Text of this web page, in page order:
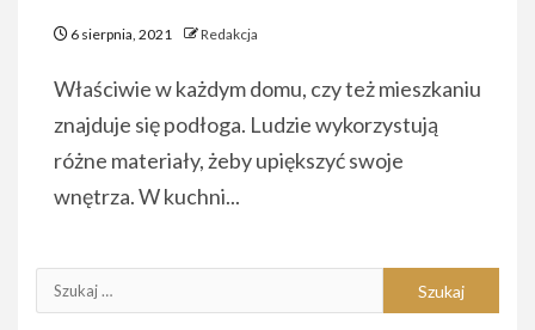
6 sierpnia, 2021 Redakcja
Właściwie w każdym domu, czy też mieszkaniu
znajduje się podłoga. Ludzie wykorzystują
różne materiały, żeby upiększyć swoje
wnętrza. W kuchni...
Szukaj: